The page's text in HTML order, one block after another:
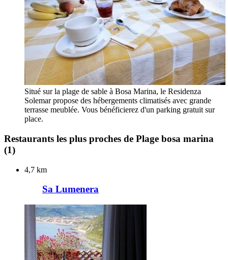
Situé sur la plage de sable à Bosa Marina, le Residenza
Solemar propose des hébergements climatisés avec grande
terrasse meublée. Vous bénéficierez d'un parking gratuit sur
place.
Restaurants les plus proches de Plage bosa marina
(1)
4,7 km
Sa Lumenera